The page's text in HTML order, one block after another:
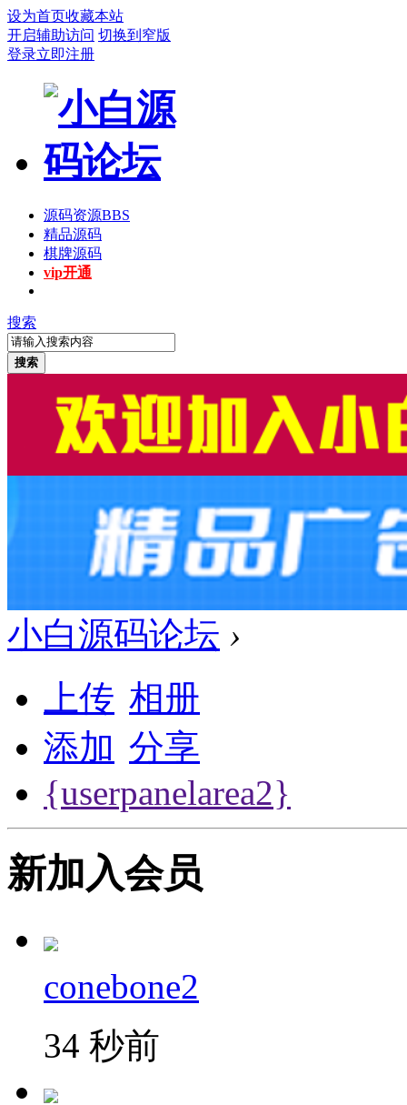
设为首页收藏本站
开启辅助访问 切换到窄版
登录立即注册
源码资源BBS
精品源码
棋牌源码
vip开通
搜索
搜索
小白源码论坛 ›
上传 相册
添加 分享
{userpanelarea2}
新加入会员
conebone2
34 秒前